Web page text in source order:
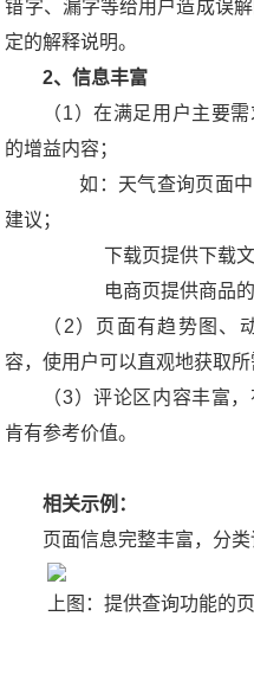
错字、漏字等给用户造成误
定的解释说明。
2、信息丰富
（1）在满足用户主要
的增益内容；
如：天气查询页面中
建议；
下载页提供下载文
电商页提供商品的历
（2）页面有趋势图、
容，使用户可以直观地获取所
（3）评论区内容丰富
肯有参考价值。
相关示例：
页面信息完整丰富，分
上图：提供查询功能的